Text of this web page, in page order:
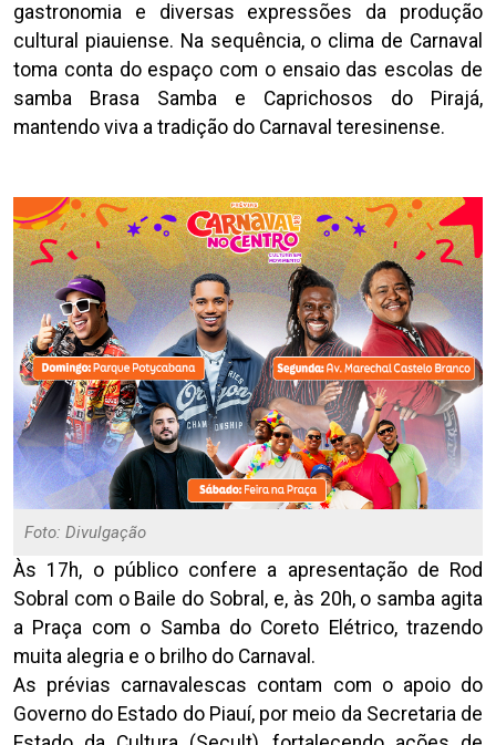
gastronomia e diversas expressões da produção
cultural piauiense. Na sequência, o clima de Carnaval
toma conta do espaço com o ensaio das escolas de
samba Brasa Samba e Caprichosos do Pirajá,
mantendo viva a tradição do Carnaval teresinense.
Foto: Divulgação
Às 17h, o público confere a apresentação de Rod
Sobral com o Baile do Sobral, e, às 20h, o samba agita
a Praça com o Samba do Coreto Elétrico, trazendo
muita alegria e o brilho do Carnaval.
As prévias carnavalescas contam com o apoio do
Governo do Estado do Piauí, por meio da Secretaria de